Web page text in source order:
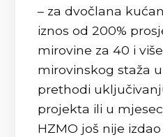
– za dvočlana
iznos od 200%
mirovine za 40 i
mirovinskog staža
prethodi
projekta ili u
HZMO još nije